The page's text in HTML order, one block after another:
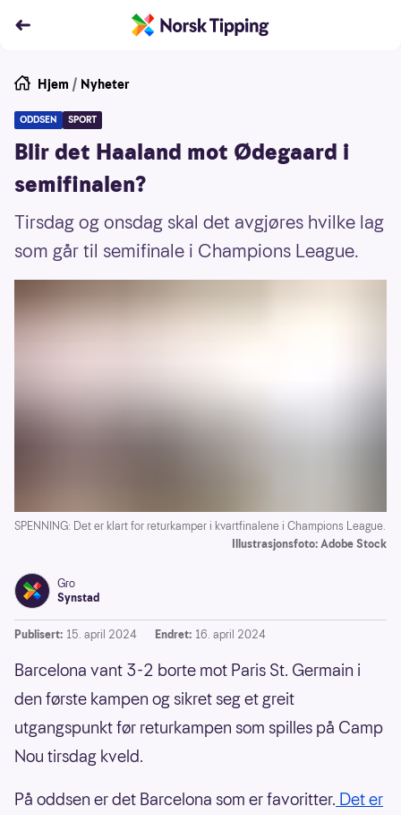
Hjem / Nyheter
ODDSEN SPORT
Blir det Haaland mot Ødegaard i
semifinalen?
Tirsdag og onsdag skal det avgjøres hvilke lag
som går til semifinale i Champions League.
SPENNING: Det er klart for returkamper i kvartfinalene i Champions League.
Illustrasjonsfoto: Adobe Stock
Gro
Synstad
Publisert: 15. april 2024 Endret: 16. april 2024
Barcelona vant 3-2 borte mot Paris St. Germain i
den første kampen og sikret seg et greit
utgangspunkt før returkampen som spilles på Camp
Nou tirsdag kveld.
På oddsen er det Barcelona som er favoritter. Det er